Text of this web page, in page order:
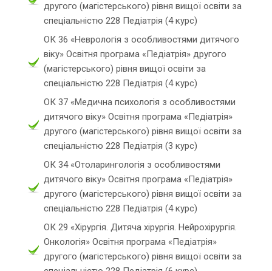
другого (магістерського) рівня вищої освіти за
спеціальністю 228 Педіатрія (4 курс)
ОК 36 «Неврологія з особливостями дитячого
віку» Освітня програма «Педіатрія» другого
(магістерського) рівня вищої освіти за
спеціальністю 228 Педіатрія (4 курс)
ОК 37 «Медична психологія з особливостями
дитячого віку» Освітня програма «Педіатрія»
другого (магістерського) рівня вищої освіти за
спеціальністю 228 Педіатрія (3 курс)
ОК 34 «Отоларингологія з особливостями
дитячого віку» Освітня програма «Педіатрія»
другого (магістерського) рівня вищої освіти за
спеціальністю 228 Педіатрія (4 курс)
ОК 29 «Хірургія. Дитяча хірургія. Нейрохірургія.
Онкологія» Освітня програма «Педіатрія»
другого (магістерського) рівня вищої освіти за